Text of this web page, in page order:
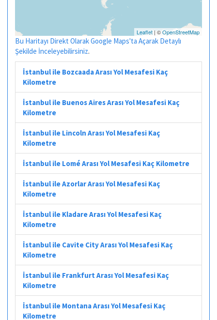
Leaflet | ©OpenStreetMap
Bu Haritayı Direkt Olarak Google Maps'ta Açarak Detaylı
Şekilde İnceleyebilirsiniz.
İstanbul ile Bozcaada Arası Yol Mesafesi Kaç
Kilometre
İstanbul ile Buenos Aires Arası Yol Mesafesi Kaç
Kilometre
İstanbul ile Lincoln Arası Yol Mesafesi Kaç
Kilometre
İstanbul ile Lomé Arası Yol Mesafesi Kaç Kilometre
İstanbul ile Azorlar Arası Yol Mesafesi Kaç
Kilometre
İstanbul ile Kladare Arası Yol Mesafesi Kaç
Kilometre
İstanbul ile Cavite City Arası Yol Mesafesi Kaç
Kilometre
İstanbul ile Frankfurt Arası Yol Mesafesi Kaç
Kilometre
İstanbul ile Montana Arası Yol Mesafesi Kaç
Kilometre